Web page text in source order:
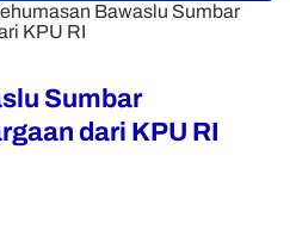
Bawaslu Sumbar
KPU RI
Sumbar
dari KPU RI